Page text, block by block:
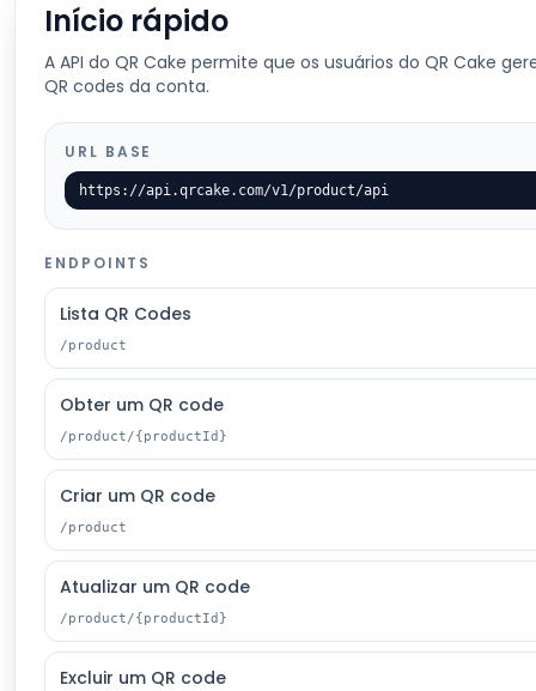
Início rápido
A API do QR Cake permite que os usuários do QR Cake
QR codes da conta.
URL BASE
https://api.qrcake.com/v1/product/api
ENDPOINTS
Lista QR Codes
/product
Obter um QR code
/product/{productId}
Criar um QR code
/product
Atualizar um QR code
/product/{productId}
Excluir um QR code